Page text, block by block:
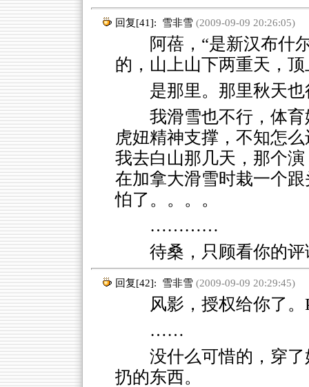
回复[41]: 雪非雪(2009-09-09 20:26:05)
阿蓓，“是新汉布什尔
的，山上山下两重天，
是那里。那里秋天
我滑雪也不行，体
虎妞精神支撑，不知怎
我去白山那几天，那个
在加拿大滑雪时栽一个
怕了。。。。
…………
待桑，只顾看你的
回复[42]: 雪非雪(2009-09-09 20:29:45)
风影，授权给你了。
……
没什么可惜的，穿
扔的东西。